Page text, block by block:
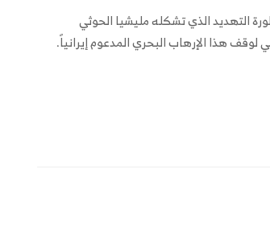
التهديد الذي تشكله مليشيا الحوثي
لوقف هذا الإرهاب البحري المدعوم إيرانياً.